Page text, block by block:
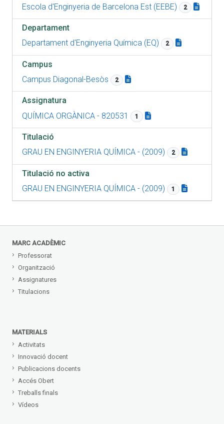
Escola d'Enginyeria de Barcelona Est (EEBE)
2
Departament
Departament d'Enginyeria Química (EQ)
2
Campus
Campus Diagonal-Besòs
2
Assignatura
QUÍMICA ORGÀNICA - 820531
1
Titulació
GRAU EN ENGINYERIA QUÍMICA - (2009)
2
Titulació no activa
GRAU EN ENGINYERIA QUÍMICA - (2009)
1
MARC ACADÈMIC
Professorat
Organització
Assignatures
Titulacions
MATERIALS
Activitats
Innovació docent
Publicacions docents
Accés Obert
Treballs finals
Vídeos